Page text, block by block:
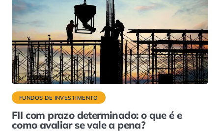
FUNDOS DE INVESTIMENTO
FII com prazo determinado: o que é e
como avaliar se vale a pena?